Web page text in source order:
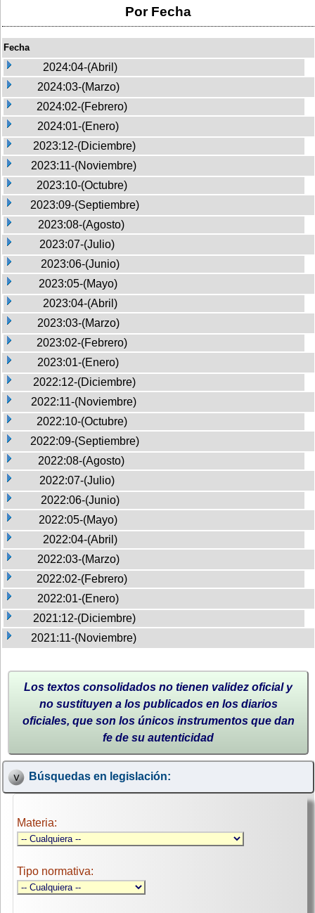
Por Fecha
Fecha
2024:04-(Abril)
2024:03-(Marzo)
2024:02-(Febrero)
2024:01-(Enero)
2023:12-(Diciembre)
2023:11-(Noviembre)
2023:10-(Octubre)
2023:09-(Septiembre)
2023:08-(Agosto)
2023:07-(Julio)
2023:06-(Junio)
2023:05-(Mayo)
2023:04-(Abril)
2023:03-(Marzo)
2023:02-(Febrero)
2023:01-(Enero)
2022:12-(Diciembre)
2022:11-(Noviembre)
2022:10-(Octubre)
2022:09-(Septiembre)
2022:08-(Agosto)
2022:07-(Julio)
2022:06-(Junio)
2022:05-(Mayo)
2022:04-(Abril)
2022:03-(Marzo)
2022:02-(Febrero)
2022:01-(Enero)
2021:12-(Diciembre)
2021:11-(Noviembre)
Los textos consolidados no tienen validez oficial y
no sustituyen a los publicados en los diarios
oficiales, que son los únicos instrumentos que dan
fe de su autenticidad
Búsquedas en legislación:
Materia:
Tipo normativa: